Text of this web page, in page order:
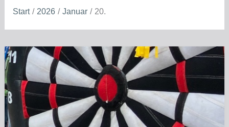
Start 2026 Januar 20.